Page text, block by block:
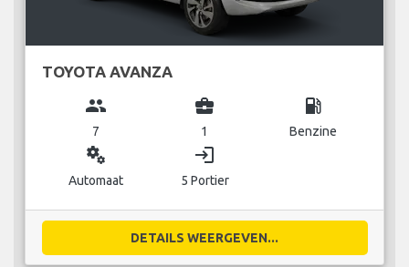
TOYOTA AVANZA
group
7
business_center
1
local_gas_station
Benzine
miscellaneous_services
Automaat
login
5 Portier
DETAILS WEERGEVEN...